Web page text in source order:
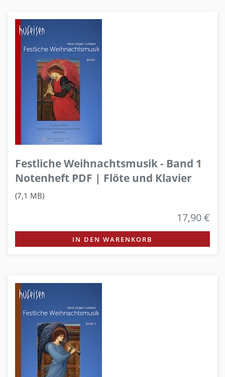
Festliche Weihnachtsmusik - Band 1
Notenheft PDF | Flöte und Klavier
(7,1 MB)
17,90 €
IN DEN WARENKORB